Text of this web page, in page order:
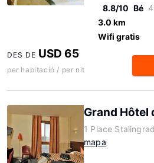
8.8/10 Bé
3.0 km
Wifi gratis
DES DE USD 65
per habitació / per nit
Grand Hôtel
1 Place
mapa